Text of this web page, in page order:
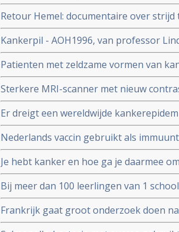
november 2024
Retour Hemel: documentaire over
prostaatkanker heeft.
Kankerpil - AOH1996, van professor
vernietigen is aan eerste patient
Patienten met zeldzame vormen van
diagnose in vergelijking met veel
kunnen vinden van gespecialiseerde
Sterkere MRI-scanner met nieuw
prostaatkanker in lymfklieren tot op 1
aan Radboud universiteit.
Er dreigt een wereldwijde
aantal darmkankerpatienten stijgt
corona vaccins?
Nederlands vaccin gebruikt als
osteacarcinoom en honden met
richt op het eiwit vimentine
Je hebt kanker en hoe ga je daarmee
anderen die het moeilijk hebben?
Bij meer dan 100 leerlingen van 1
van een hersentumor voor te komen.
Frankrijk gaat groot onderzoek doen
endometriose met een nationaal plan